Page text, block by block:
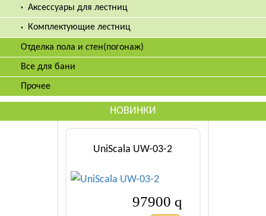
Аксессуары для лестниц
Комплектующие лестниц
Отделка пола и стен(погонаж)
Все для бани
Прочее
НОВИНКИ
UniScala UW-03-2
97900 q